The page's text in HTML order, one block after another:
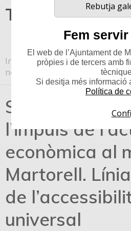
Tramita amb
Inici TRAMITA AMB
nosaltres
Subvencions
l’impuls de
econòmica al
Martorell.
de
universal
Rebutja
Fem
El web de l’Ajuntament de
pròpies i de tercers amb
Si desitja més informació
Política de